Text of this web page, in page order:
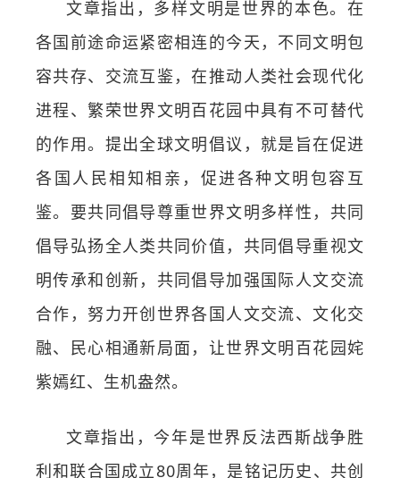
文章指出，多样文明是世界的本色。在
各国前途命运紧密相连的今天，不同文明包
容共存、交流互鉴，在推动人类社会现代化
进程、繁荣世界文明百花园中具有不可替代
的作用。提出全球文明倡议，就是旨在促进
各国人民相知相亲，促进各种文明包容互
鉴。要共同倡导尊重世界文明多样性，共同
倡导弘扬全人类共同价值，共同倡导重视文
明传承和创新，共同倡导加强国际人文交流
合作，努力开创世界各国人文交流、文化交
融、民心相通新局面，让世界文明百花园姹
紫嫣红、生机盎然。
文章指出，今年是世界反法西斯战争胜
利和联合国成立80周年，是铭记历史、共创